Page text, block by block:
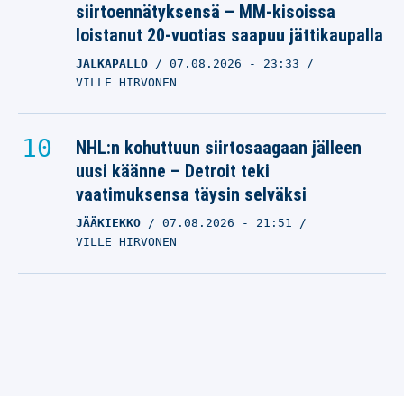
siirtoennätyksensä – MM-kisoissa
loistanut 20-vuotias saapuu jättikaupalla
JALKAPALLO 07.08.2026 - 23:33
VILLE HIRVONEN
NHL:n kohuttuun siirtosaagaan jälleen
uusi käänne – Detroit teki
vaatimuksensa täysin selväksi
JÄÄKIEKKO 07.08.2026 - 21:51
VILLE HIRVONEN